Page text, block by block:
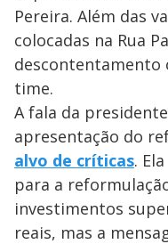
Pereira. Além das
colocadas na Rua
descontentamento
time.
A fala da
apresentação do
alvo de críticas.
para a
investimentos
reais, mas a